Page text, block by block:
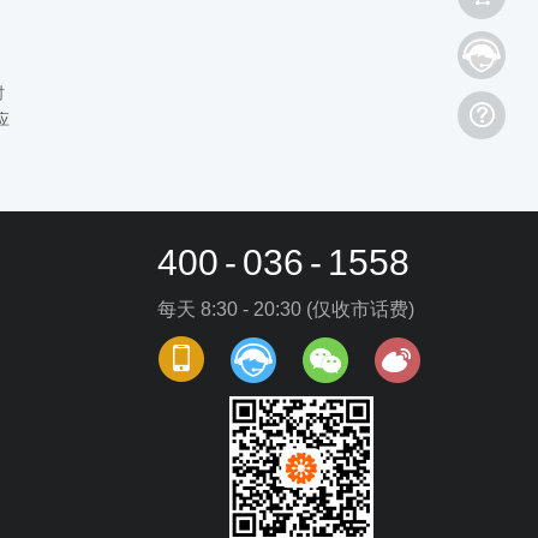
400 - 036 - 1558
每天 8:30 - 20:30 (仅收市话费)
